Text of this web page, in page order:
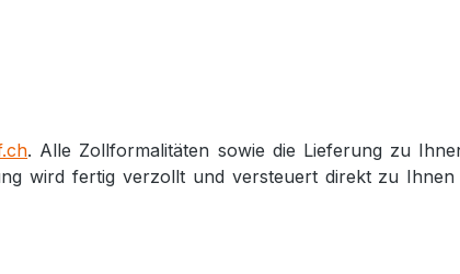
. Alle Zollformalitäten sowie die Lieferung zu
wird fertig verzollt und versteuert direkt zu